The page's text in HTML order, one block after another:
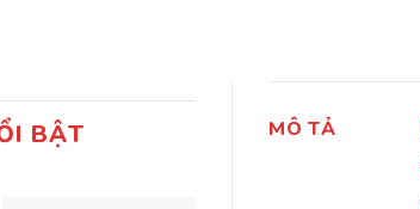
BẬT MÔ TẢ